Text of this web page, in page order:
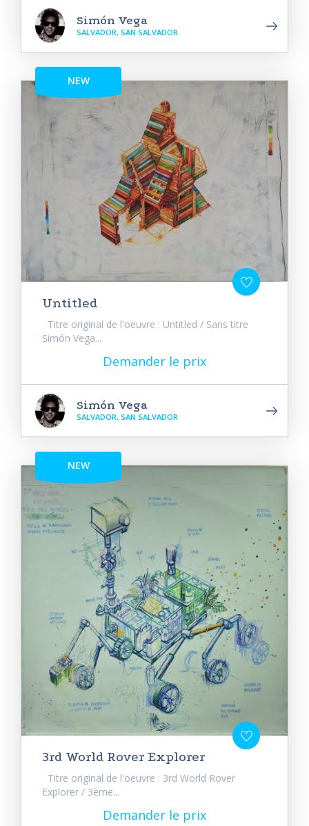
Simón Vega
SALVADOR, SAN SALVADOR
NEW
Untitled
Titre original de l'oeuvre : Untitled / Sans titre
Simón Vega...
Demander le prix
Simón Vega
SALVADOR, SAN SALVADOR
NEW
3rd World Rover Explorer
Titre original de l'oeuvre : 3rd World Rover
Explorer / 3ème...
Demander le prix